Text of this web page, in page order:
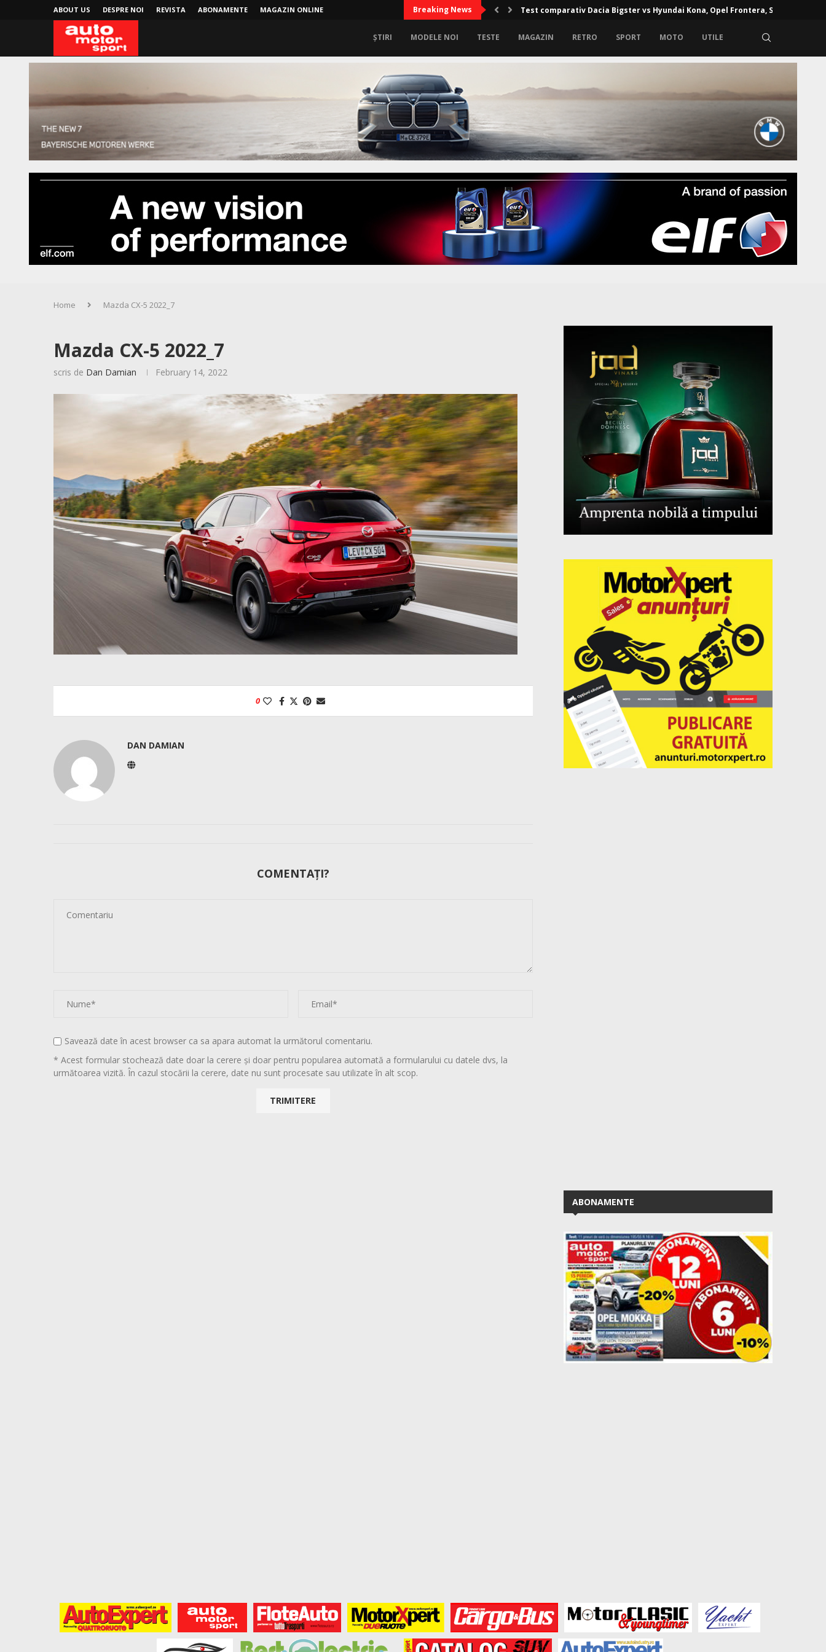
ABOUT US DESPRE NOI REVISTA ABONAMENTE MAGAZIN ONLINE Breaking News Test comparativ Dacia Bigster vs Hyundai Kona, Opel Frontera, Skoda...
ȘTIRI MODELE NOI TESTE MAGAZIN RETRO SPORT MOTO UTILE
Home Mazda CX-5 2022_7
Mazda CX-5 2022_7
scris de Dan Damian February 14, 2022
0
DAN DAMIAN
COMENTAȚI?
Savează date în acest browser ca sa apara automat la următorul comentariu.
* Acest formular stochează date doar la cerere și doar pentru popularea automată a formularului cu datele dvs, la
următoarea vizită. În cazul stocării la cerere, date nu sunt procesate sau utilizate în alt scop.
ABONAMENTE